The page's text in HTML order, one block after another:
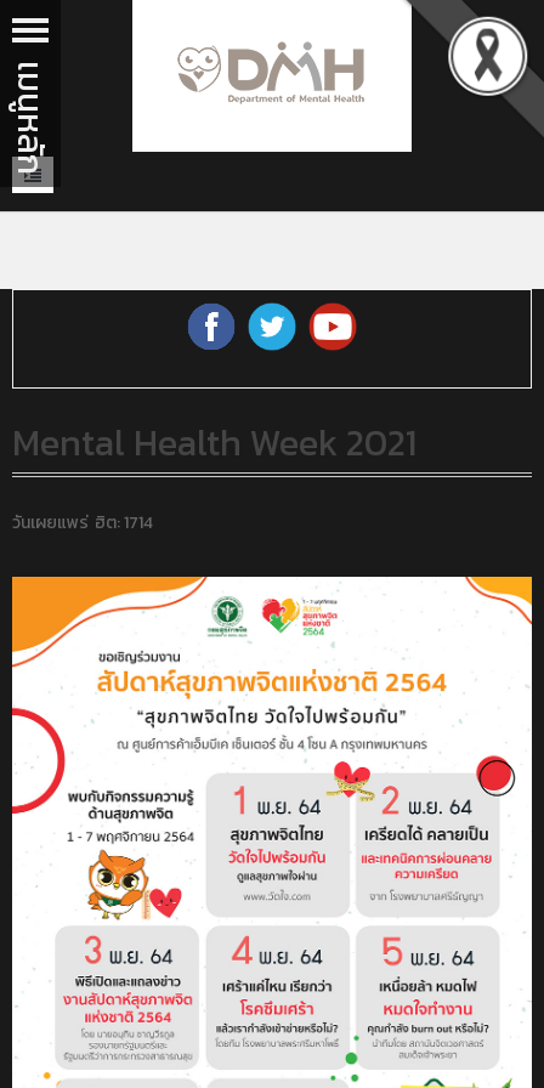
Mental Health Week 2021
วันเผยแพร่ ฮิต: 1714